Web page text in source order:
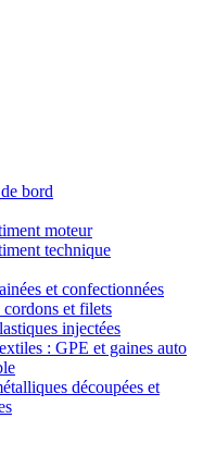
bord
moteur
technique
et confectionnées
cordons et filets
injectées
: GPE et gaines auto
découpées et